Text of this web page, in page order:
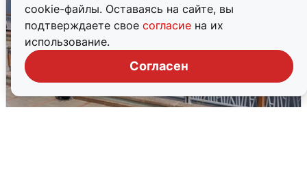
cookie-файлы. Оставаясь на сайте, вы
подтверждаете свое согласие на их
использование.
Согласен